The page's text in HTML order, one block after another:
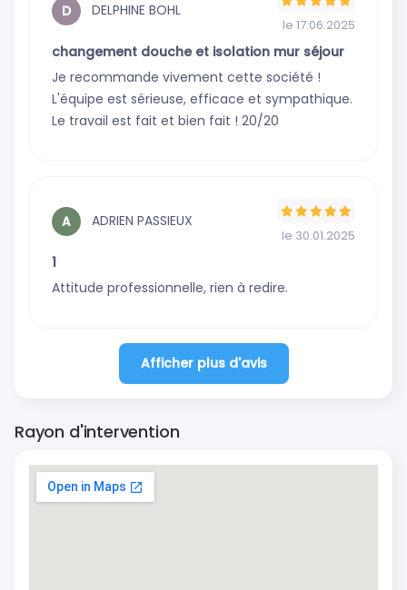
D DELPHINE BOHL
le 17.06.2025
changement douche et isolation mur séjour
Je recommande vivement cette société !
L'équipe est sérieuse, efficace et sympathique.
Le travail est fait et bien fait ! 20/20
A ADRIEN PASSIEUX
le 30.01.2025
1
Attitude professionnelle, rien à redire.
Afficher plus d'avis
Rayon d'intervention